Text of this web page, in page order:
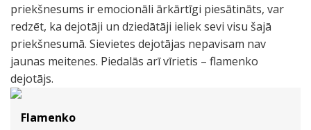
priekšnesums ir emocionāli ārkārtīgi piesātināts, var
redzēt, ka dejotāji un dziedātāji ieliek sevi visu šajā
priekšnesumā. Sievietes dejotājas nepavisam nav
jaunas meitenes. Piedalās arī vīrietis – flamenko
dejotājs.
Flamenko